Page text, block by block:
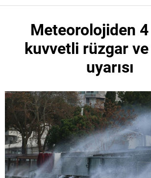
Meteorolojiden
kuvvetli rüzgar ve
uyarısı